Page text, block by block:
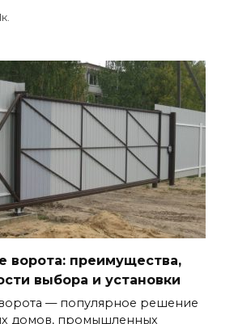
ворота: преимущества,
выбора и установки
— популярное решение
домов, промышленных